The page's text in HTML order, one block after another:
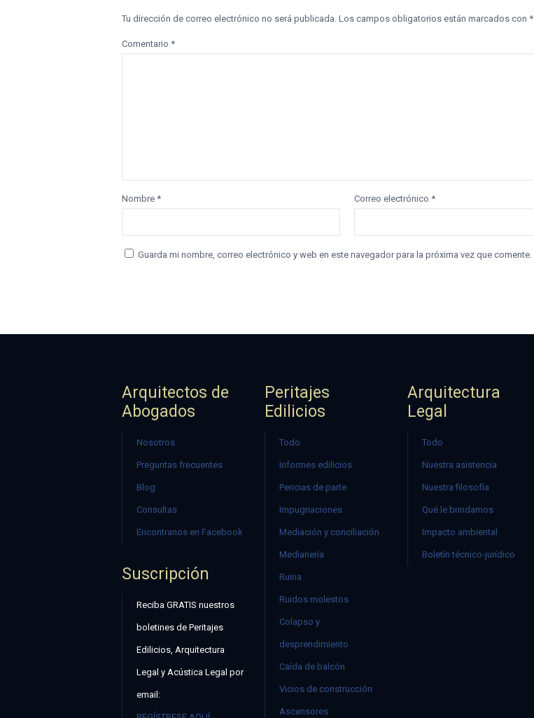
Tu dirección de correo electrónico no será publicada. Los campos obligatorios están marcados con *
Comentario *
Nombre * Correo electrónico *
Guarda mi nombre, correo electrónico y web en este navegador para la próxima vez que comente.
Arquitectos de
Abogados
Nosotros
Preguntas frecuentes
Blog
Consultas
Encontranos en Facebook
Suscripción
Reciba GRATIS nuestros
boletines de Peritajes
Edilicios, Arquitectura
Legal y Acústica Legal por
email:
Peritajes
Edilicios
Todo
Informes edilicios
Pericias de parte
Impugnaciones
Mediación y conciliación
Medianería
Ruina
Ruidos molestos
Colapso y
desprendimiento
Caída de balcón
Vicios de construcción
Ascensores
Arquitectura
Legal
Todo
Nuestra asistencia
Nuestra filosofía
Qué le brindamos
Impacto ambiental
Boletín técnico-jurídico